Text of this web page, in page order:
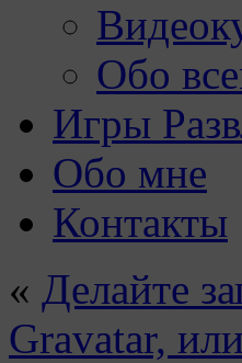
Обо
Игры
Обо мне
Контакты
« Делайте
Gravatar,